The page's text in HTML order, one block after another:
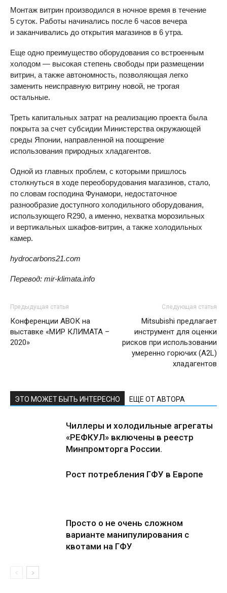
Монтаж витрин производился в ночное время в течение
5 суток. Работы начинались после 6 часов вечера
и заканчивались до открытия магазинов в 6 утра.
Еще одно преимущество оборудования со встроенным
холодом — высокая степень свободы при размещении
витрин, а также автономность, позволяющая легко
заменить неисправную витрину новой, не трогая
остальные.
Треть капитальных затрат на реализацию проекта была
покрыта за счет субсидии Министерства окружающей
среды Японии, направленной на поощрение
использования природных хладагентов.
Одной из главных проблем, с которыми пришлось
столкнуться в ходе переоборудования магазинов, стало,
по словам господина Фунамори, недостаточное
разнообразие доступного холодильного оборудования,
использующего R290, а именно, нехватка морозильных
и вертикальных шкафов-витрин, а также холодильных
камер.
hydrocarbons21.com
Перевод: mir-klimata.info
Предыдущая статья
Конференции АВОК на
выставке «МИР КЛИМАТА –
2020»
Следующая статья
Mitsubishi предлагает
инструмент для оценки
рисков при использовании
умеренно горючих (A2L)
хладагентов
ЭТО МОЖЕТ БЫТЬ ИНТЕРЕСНО ЕЩЕ ОТ АВТОРА
Чиллеры и холодильные агрегаты
«РЕФКУЛ» включены в реестр
Минпромторга России.
Рост потребления ГФУ в Европе
Просто о не очень сложном
варианте манипулирования с
квотами на ГФУ